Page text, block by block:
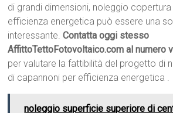
di grandi dimensioni, noleggio
efficienza energetica può essere una
interessante.Contatta oggi stesso
AffittoTettoFotovoltaico.com al numero
per valutare la fattibilità del progetto di
di capannoni per efficienza energetica .
noleggio superficie superiore di